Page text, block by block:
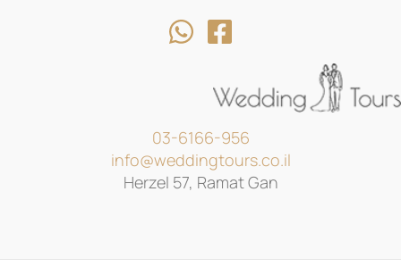
03-6166-956
info@weddingtours.co.il
Herzel 57, Ramat Gan